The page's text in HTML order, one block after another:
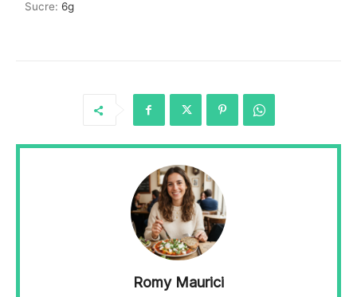
Sucre: 6g
Romy Maurici